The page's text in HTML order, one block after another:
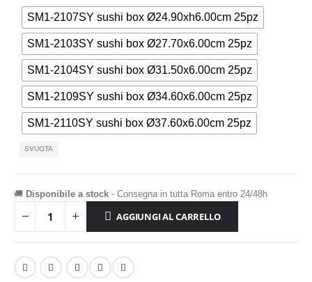
SM1-2107SY sushi box Ø24.90xh6.00cm 25pz
SM1-2103SY sushi box Ø27.70x6.00cm 25pz
SM1-2104SY sushi box Ø31.50x6.00cm 25pz
SM1-2109SY sushi box Ø34.60x6.00cm 25pz
SM1-2110SY sushi box Ø37.60x6.00cm 25pz
SVUOTA
🚚 Disponibile a stock - Consegna in tutta Roma entro 24/48h
AGGIUNGI AL CARRELLO